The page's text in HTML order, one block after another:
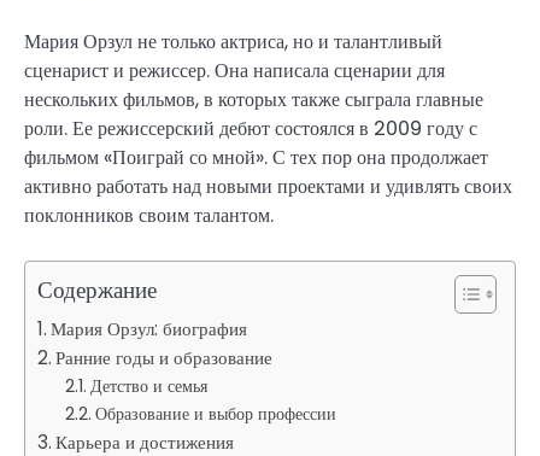
Мария Орзул не только актриса, но и талантливый
сценарист и режиссер. Она написала сценарии для
нескольких фильмов, в которых также сыграла главные
роли. Ее режиссерский дебют состоялся в 2009 году с
фильмом «Поиграй со мной». С тех пор она продолжает
активно работать над новыми проектами и удивлять своих
поклонников своим талантом.
Содержание
Мария Орзул: биография
Ранние годы и образование
Детство и семья
Образование и выбор профессии
Карьера и достижения